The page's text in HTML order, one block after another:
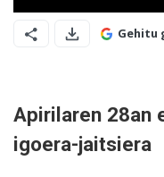
Gehitu
Apirilaren 28an
igoera-jaitsiera